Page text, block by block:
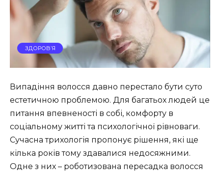
ЗДОРОВ’Я
Випадіння волосся давно перестало бути суто
естетичною проблемою. Для багатьох людей це
питання впевненості в собі, комфорту в
соціальному житті та психологічної рівноваги.
Сучасна трихологія пропонує рішення, які ще
кілька років тому здавалися недосяжними.
Одне з них – роботизована пересадка волосся